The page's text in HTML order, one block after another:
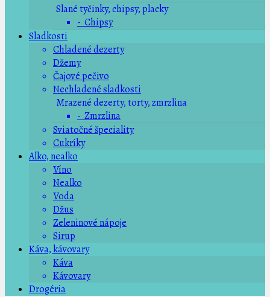
Slané tyčinky, chipsy, placky
- Chipsy
Sladkosti
Chladené dezerty
Džemy
Čajové pečivo
Nechladené sladkosti
Mrazené dezerty, torty, zmrzlina
- Zmrzlina
Sviatočné špeciality
Cukríky
Alko, nealko
Víno
Nealko
Voda
Džus
Zeleninové nápoje
Sirup
Káva, kávovary
Káva
Kávovary
Drogéria